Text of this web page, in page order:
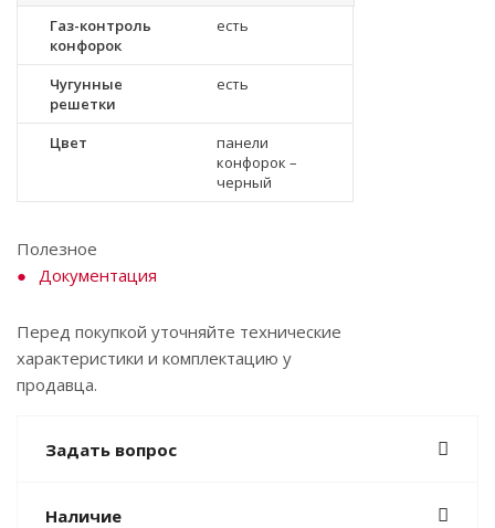
Газ-контроль
конфорок
есть
Чугунные
решетки
есть
Цвет
панели
конфорок –
черный
Полезное
Документация
Перед покупкой уточняйте технические
характеристики и комплектацию у
продавца.
Задать вопрос
Наличие